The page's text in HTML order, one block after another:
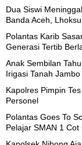
Dua Siswi
Banda Aceh,
Polantas Karib
Generasi Tertib
Anak Sembilan
Irigasi Tanah Jambo
Kapolres Pimpin
Personel
Polantas Goes To
Pelajar SMAN 1 Cot